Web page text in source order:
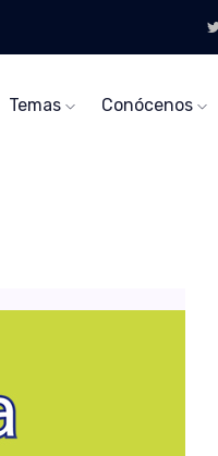
Temas Conócenos